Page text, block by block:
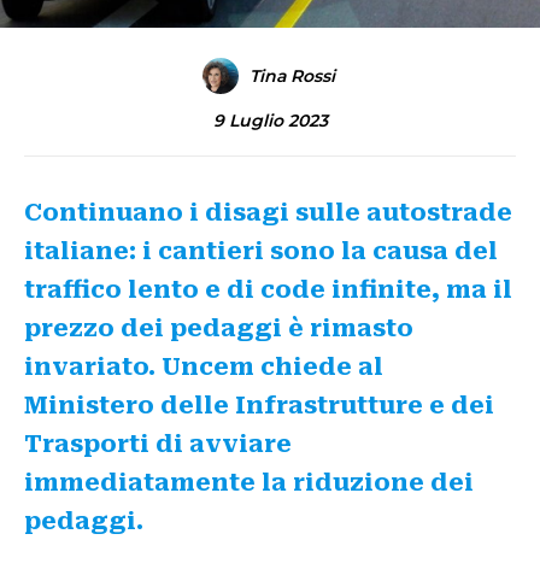
Tina Rossi
9 Luglio 2023
Continuano i disagi sulle autostrade
italiane: i cantieri sono la causa del
traffico lento e di code infinite, ma il
prezzo dei pedaggi è rimasto
invariato. Uncem chiede al
Ministero delle Infrastrutture e dei
Trasporti di avviare
immediatamente la riduzione dei
pedaggi.